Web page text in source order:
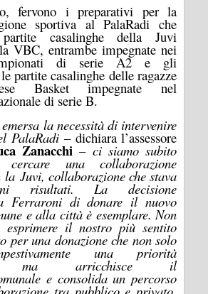
fervono i preparativi per la
sportiva al PalaRadi che
casalinghe della Juvi
VBC, entrambe impegnate nei
di serie A2 e gli
partite casalinghe delle ragazze
Basket impegnate nel
di serie B.
la necessità di intervenire
PalaRadi– dichiara l’assessore
Zanacchi–ci siamo subito
una collaborazione
la Juvi, collaborazione che stava
risultati. La decisione
Ferraroni di donare il nuovo
e alla città è esemplare. Non
esprimere il nostro più sentito
per una donazione che non solo
una priorità
ma arricchisce il
e consolida un percorso